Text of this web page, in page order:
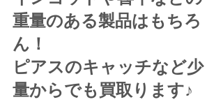
重量のある製品はもちろ
ん！
ピアスのキャッチなど少
量からでも買取ります♪